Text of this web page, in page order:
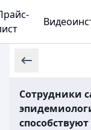
Сотрудники